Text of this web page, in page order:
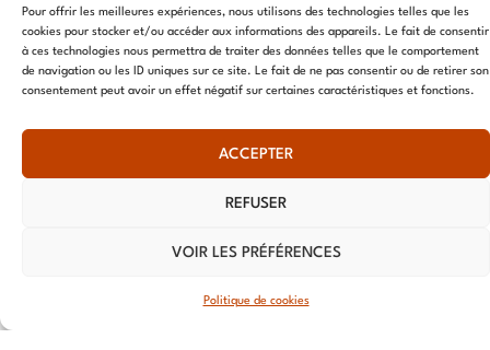
Pour offrir les meilleures expériences, nous utilisons des technologies telles que les
cookies pour stocker et/ou accéder aux informations des appareils. Le fait de consentir
à ces technologies nous permettra de traiter des données telles que le comportement
de navigation ou les ID uniques sur ce site. Le fait de ne pas consentir ou de retirer son
consentement peut avoir un effet négatif sur certaines caractéristiques et fonctions.
ACCEPTER
REFUSER
VOIR LES PRÉFÉRENCES
Politique de cookies
39 RUE du
Douët Neuf
56270
59800 Lille